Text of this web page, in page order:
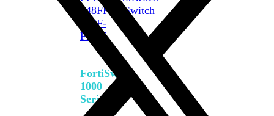
648FFortiSwitch
648F-
FPOE
FortiSwitch
1000
Series